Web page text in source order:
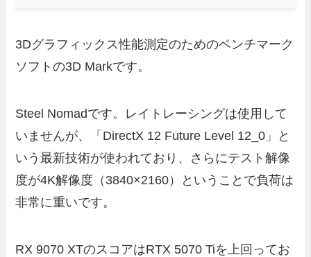
3Dグラフィックス性能測定のためのベンチマーク
ソフトの3D Markです。
Steel Nomadです。レイトレーシングは使用して
いませんが、「DirectX 12 Future Level 12_0」と
いう最新技術が使われており、さらにテスト解像
度が4K解像度（3840×2160）ということで負荷は
非常に重いです。
RX 9070 XTのスコアはRTX 5070 Tiを上回ってお